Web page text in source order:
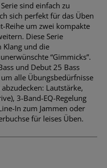
sind einfach zu
sich perfekt für das Üben
Reihe um zwei kompakte
Diese Serie
Klang und die
“Gimmicks”.
und Debut 25 Bass
alle Übungsbedürfnisse
Lautstärke,
3-Band-EQ-Regelung
In zum Jammen oder
für leises Üben.